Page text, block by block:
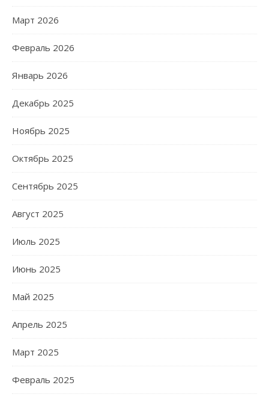
Март 2026
Февраль 2026
Январь 2026
Декабрь 2025
Ноябрь 2025
Октябрь 2025
Сентябрь 2025
Август 2025
Июль 2025
Июнь 2025
Май 2025
Апрель 2025
Март 2025
Февраль 2025